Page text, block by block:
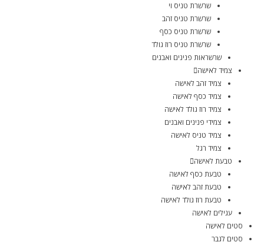
שרשרת טניס וי
שרשרת טניס זהב
שרשרת טניס כסף
שרשרת טניס רוז גולד
שרשראות פנינים ואבנים
צמיד לאישה
צמיד זהב לאישה
צמיד כסף לאישה
צמיד רוז גולד לאישה
צמידי פנינים ואבנים
צמיד טניס לאישה
צמיד רגל
טבעת לאישה
טבעת כסף לאישה
טבעת זהב לאישה
טבעת רוז גולד לאישה
עגילים לאישה
סטים לאישה
סטים לגבר